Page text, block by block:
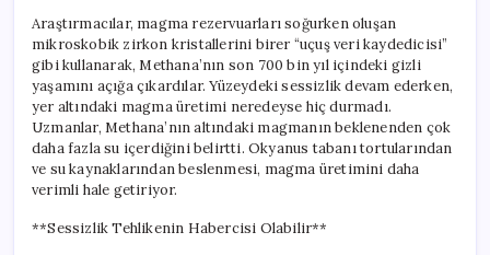
Araştırmacılar, magma rezervuarları soğurken oluşan
mikroskobik zirkon kristallerini birer “uçuş veri kaydedicisi”
gibi kullanarak, Methana’nın son 700 bin yıl içindeki gizli
yaşamını açığa çıkardılar. Yüzeydeki sessizlik devam ederken,
yer altındaki magma üretimi neredeyse hiç durmadı.
Uzmanlar, Methana’nın altındaki magmanın beklenenden çok
daha fazla su içerdiğini belirtti. Okyanus tabanı tortularından
ve su kaynaklarından beslenmesi, magma üretimini daha
verimli hale getiriyor.
**Sessizlik Tehlikenin Habercisi Olabilir**